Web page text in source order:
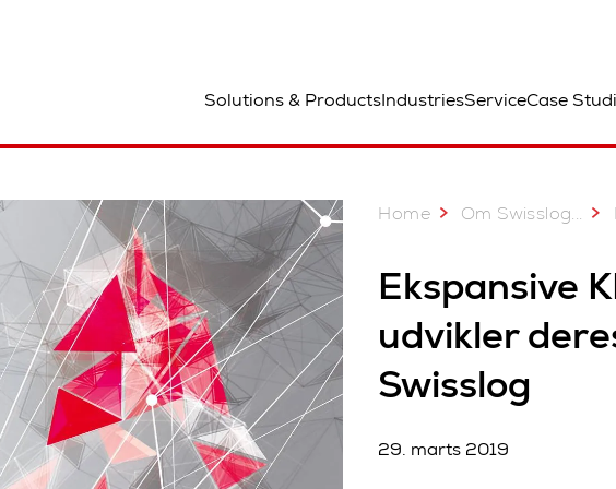
Solutions & ProductsIndustriesServiceCase
Home Om Swisslog...
Ekspansive
udvikler
Swisslog
29. marts 2019